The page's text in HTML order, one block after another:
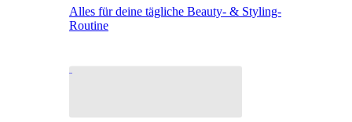
Alles für deine tägliche Beauty- & Styling-
Routine